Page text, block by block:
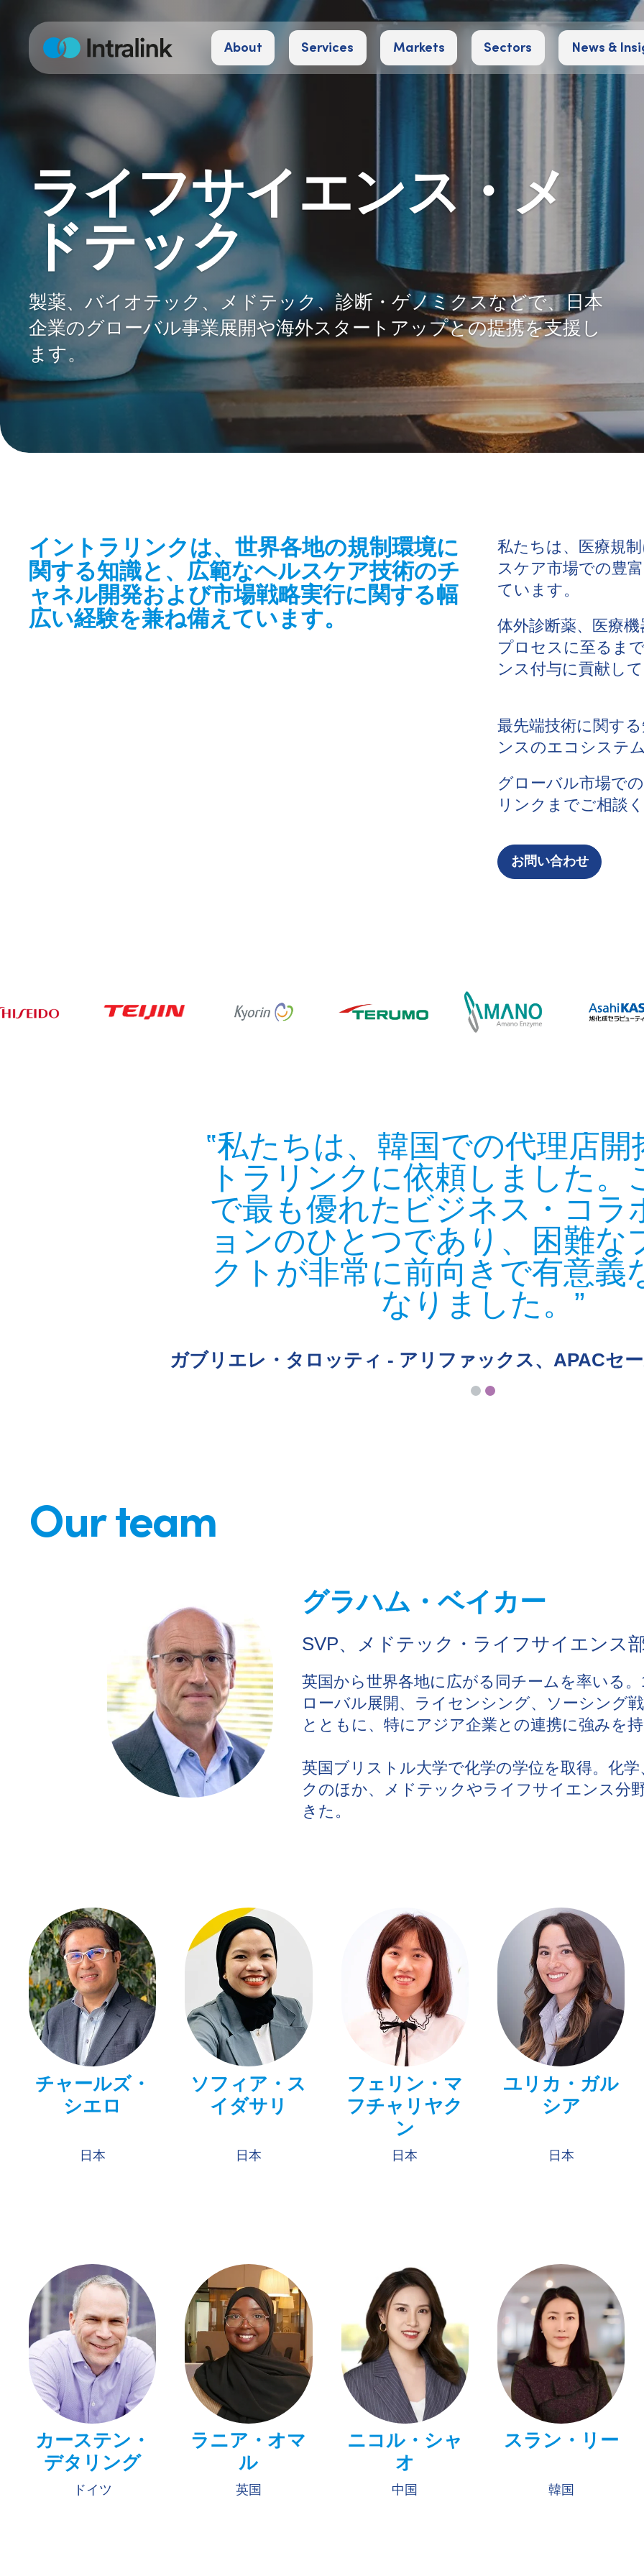
c
H
m
About Services Markets Sectors News &
ライフサイエンス・メ
ドテック
製薬、バイオテック、メドテック、診断・ゲノミクスなどで、日本
企業のグローバル事業展開や海外スタートアップとの提携を支援し
ます。
イントラリンクは、世界各地の規制環境に
関する知識と、広範なヘルスケア技術のチ
ャネル開発および市場戦略実行に関する幅
広い経験を兼ね備えています。
私たちは、医療規
スケア市場での豊
ています。
体外診断薬、医療
プロセスに至るま
ンス付与に貢献して
最先端技術に関す
ンスのエコシステ
グローバル市場で
リンクまでご相談
お問い合わせ
私たちは、韓国での代理店開
トラリンクに依頼しました。
で最も優れたビジネス・コラ
ョンのひとつであり、困難な
クトが非常に前向きで有意義
なりました。
ガブリエレ・タロッティ - アリファックス、APACセ
Our team
グラハム・ベイカー
SVP、メドテック・ライフサイエンス
英国から世界各地に広がる同チームを率いる
ローバル展開、ライセンシング、ソーシング
とともに、特にアジア企業との連携に強みを持
英国ブリストル大学で化学の学位を取得。化
クのほか、メドテックやライフサイエンス分
きた。
チャールズ・
シエロ
日本
ソフィア・ス
イダサリ
日本
フェリン・マ
フチャリヤク
ン
日本
ユリカ・ガル
シア
日本
カーステン・
デタリング
ドイツ
ラニア・オマ
ル
英国
ニコル・シャ
オ
中国
スラン・リー
韓国